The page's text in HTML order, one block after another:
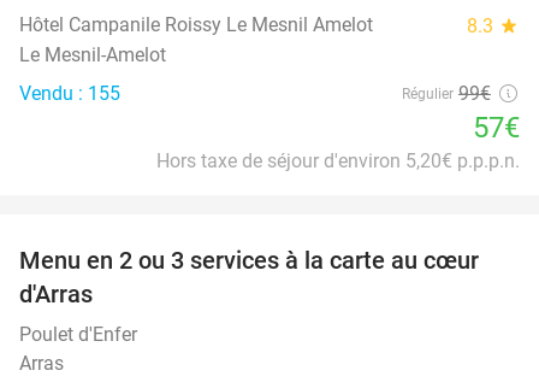
Hôtel Campanile Roissy Le Mesnil Amelot 8.3 star
Le Mesnil-Amelot
Vendu : 155
Régulier 99€
57€
Hors taxe de séjour d'environ 5,20€ p.p.p.n.
32%
Menu en 2 ou 3 services à la carte au cœur
d'Arras
Poulet d'Enfer
Arras